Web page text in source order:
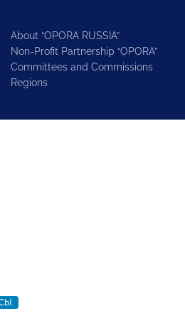
About “OPORA RUSSIA”
Non-Profit Partnership “OPORA”
Committees and Commissions
Regions